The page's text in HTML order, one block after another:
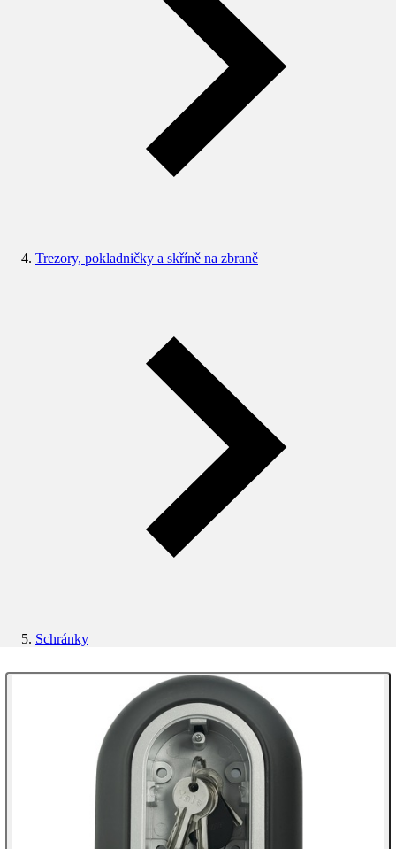
Trezory, pokladničky a skříně na zbraně
Schránky